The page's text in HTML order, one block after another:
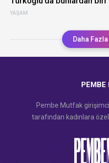
YAŞAM
Daha
PEMBE
Pembe Mutfak
tarafından kadınlara